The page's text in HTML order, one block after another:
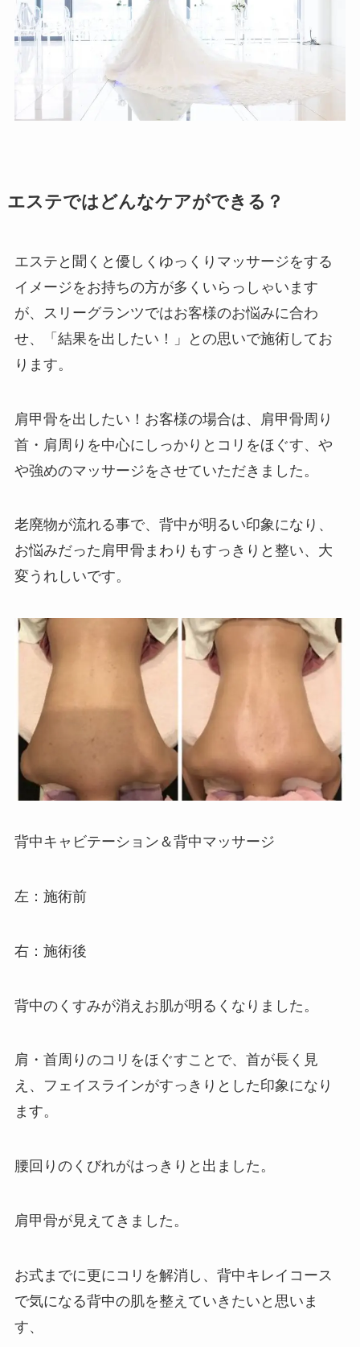
エステではどんなケアができる？
エステと聞くと優しくゆっくりマッサージをする
イメージをお持ちの方が多くいらっしゃいます
が、スリーグランツではお客様のお悩みに合わ
せ、「結果を出したい！」との思いで施術してお
ります。
肩甲骨を出したい！お客様の場合は、肩甲骨周り
首・肩周りを中心にしっかりとコリをほぐす、や
や強めのマッサージをさせていただきました。
老廃物が流れる事で、背中が明るい印象になり、
お悩みだった肩甲骨まわりもすっきりと整い、大
変うれしいです。
背中キャビテーション＆背中マッサージ
左：施術前
右：施術後
背中のくすみが消えお肌が明るくなりました。
肩・首周りのコリをほぐすことで、首が長く見
え、フェイスラインがすっきりとした印象になり
ます。
腰回りのくびれがはっきりと出ました。
肩甲骨が見えてきました。
お式までに更にコリを解消し、背中キレイコース
で気になる背中の肌を整えていきたいと思いま
す、